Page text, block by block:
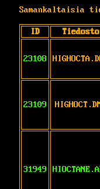
Samankaltaisia
ID Tiedosto
23108
23109
31949